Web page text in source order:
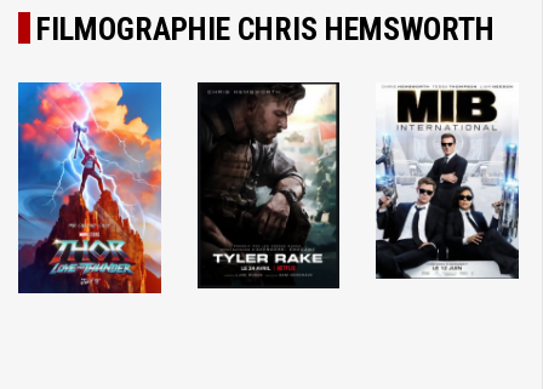
FILMOGRAPHIE CHRIS HEMSWORTH